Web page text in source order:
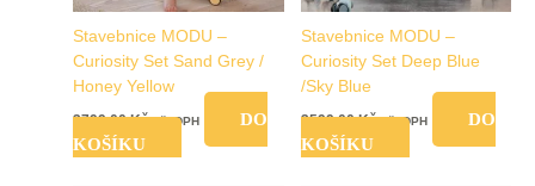
Stavebnice MODU –
Curiosity Set Sand Grey /
Honey Yellow
3799,00Kč vč. DPH
DO
KOŠÍKU
Stavebnice MODU –
Curiosity Set Deep Blue
/Sky Blue
3599,00Kč vč. DPH
DO
KOŠÍKU